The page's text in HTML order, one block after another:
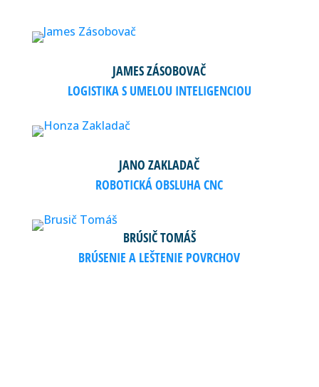
JAMES ZÁSOBOVAČ
LOGISTIKA S UMELOU INTELIGENCIOU
JANO ZAKLADAČ
ROBOTICKÁ OBSLUHA CNC
BRÚSIČ TOMÁŠ
BRÚSENIE A LEŠTENIE POVRCHOV